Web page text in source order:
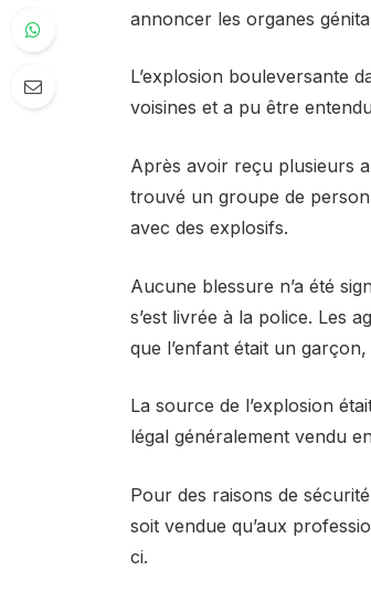
annoncer les organes
L’explosion bouleversante
voisines et a pu être
Après avoir reçu plusieurs
trouvé un groupe de
avec des explosifs.
Aucune blessure n’a été
s’est livrée à la police. Les
que l’enfant était un garçon,
La source de l’explosion
légal généralement vendu
Pour des raisons de
soit vendue qu’aux
ci.